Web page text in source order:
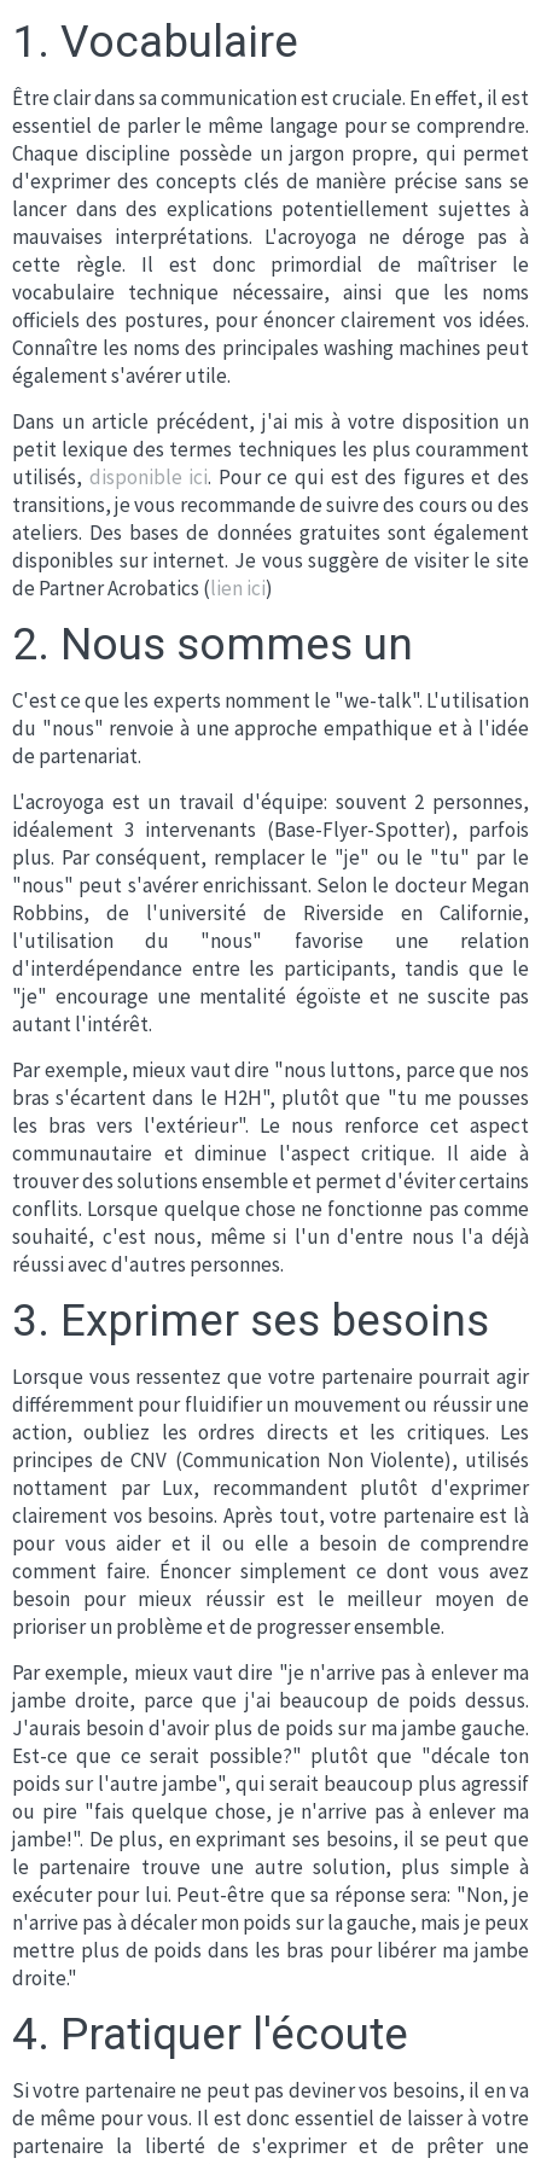
1. Vocabulaire
Être clair dans sa communication est cruciale. En effet, il est
essentiel de parler le même langage pour se comprendre.
Chaque discipline possède un jargon propre, qui permet
d'exprimer des concepts clés de manière précise sans se
lancer dans des explications potentiellement sujettes à
mauvaises interprétations. L'acroyoga ne déroge pas à
cette règle. Il est donc primordial de maîtriser le
vocabulaire technique nécessaire, ainsi que les noms
officiels des postures, pour énoncer clairement vos idées.
Connaître les noms des principales washing machines peut
également s'avérer utile.
Dans un article précédent, j'ai mis à votre disposition un
petit lexique des termes techniques les plus couramment
utilisés, disponible ici. Pour ce qui est des figures et des
transitions, je vous recommande de suivre des cours ou des
ateliers. Des bases de données gratuites sont également
disponibles sur internet. Je vous suggère de visiter le site
de Partner Acrobatics (lien ici)
2. Nous sommes un
C'est ce que les experts nomment le "we-talk". L'utilisation
du "nous" renvoie à une approche empathique et à l'idée
de partenariat.
L'acroyoga est un travail d'équipe: souvent 2 personnes,
idéalement 3 intervenants (Base-Flyer-Spotter), parfois
plus. Par conséquent, remplacer le "je" ou le "tu" par le
"nous" peut s'avérer enrichissant. Selon le docteur Megan
Robbins, de l'université de Riverside en Californie,
l'utilisation du "nous" favorise une relation
d'interdépendance entre les participants, tandis que le
"je" encourage une mentalité égoïste et ne suscite pas
autant l'intérêt.
Par exemple, mieux vaut dire "nous luttons, parce que nos
bras s'écartent dans le H2H", plutôt que "tu me pousses
les bras vers l'extérieur". Le nous renforce cet aspect
communautaire et diminue l'aspect critique. Il aide à
trouver des solutions ensemble et permet d'éviter certains
conflits. Lorsque quelque chose ne fonctionne pas comme
souhaité, c'est nous, même si l'un d'entre nous l'a déjà
réussi avec d'autres personnes.
3. Exprimer ses besoins
Lorsque vous ressentez que votre partenaire pourrait agir
différemment pour fluidifier un mouvement ou réussir une
action, oubliez les ordres directs et les critiques. Les
principes de CNV (Communication Non Violente), utilisés
nottament par Lux, recommandent plutôt d'exprimer
clairement vos besoins. Après tout, votre partenaire est là
pour vous aider et il ou elle a besoin de comprendre
comment faire. Énoncer simplement ce dont vous avez
besoin pour mieux réussir est le meilleur moyen de
prioriser un problème et de progresser ensemble.
Par exemple, mieux vaut dire "je n'arrive pas à enlever ma
jambe droite, parce que j'ai beaucoup de poids dessus.
J'aurais besoin d'avoir plus de poids sur ma jambe gauche.
Est-ce que ce serait possible?" plutôt que "décale ton
poids sur l'autre jambe", qui serait beaucoup plus agressif
ou pire "fais quelque chose, je n'arrive pas à enlever ma
jambe!". De plus, en exprimant ses besoins, il se peut que
le partenaire trouve une autre solution, plus simple à
exécuter pour lui. Peut-être que sa réponse sera: "Non, je
n'arrive pas à décaler mon poids sur la gauche, mais je peux
mettre plus de poids dans les bras pour libérer ma jambe
droite."
4. Pratiquer l'écoute
Si votre partenaire ne peut pas deviner vos besoins, il en va
de même pour vous. Il est donc essentiel de laisser à votre
partenaire la liberté de s'exprimer et de prêter une